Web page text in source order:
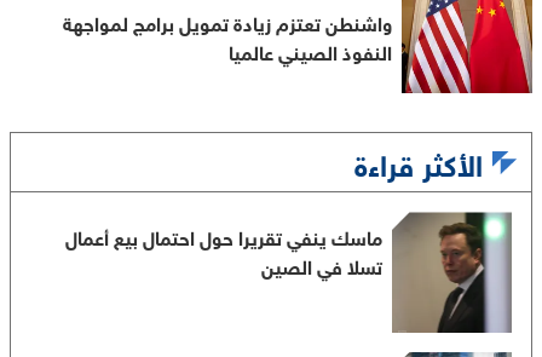
واشنطن تعتزم زيادة تمويل برامج لمواجهة
النفوذ الصيني عالميا
الأكثر قراءة
ماسك ينفي تقريرا حول احتمال بيع أعمال
تسلا في الصين